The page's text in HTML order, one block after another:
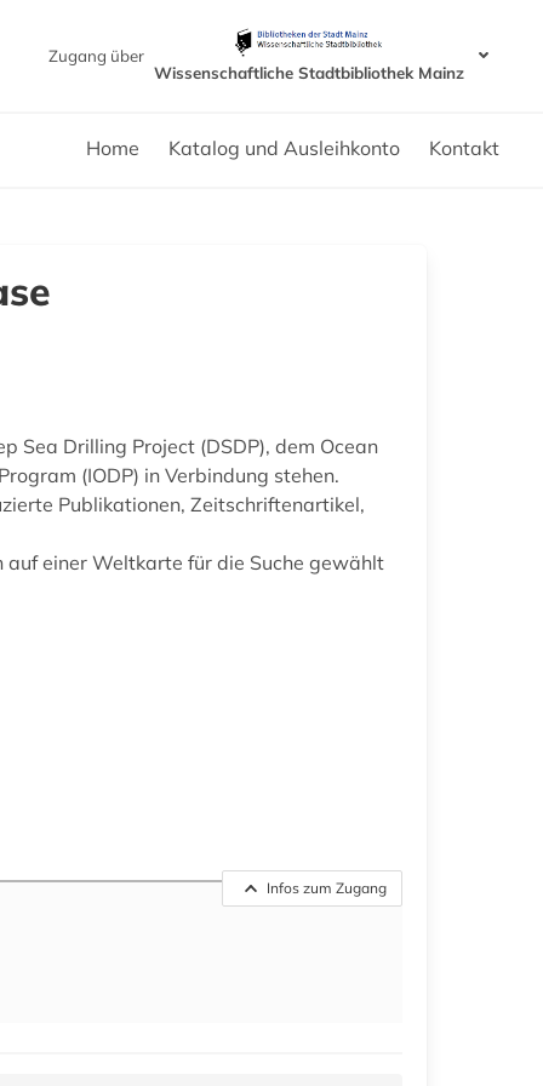
Zugang über
Wissenschaftliche Stadtbibliothek Mainz
Home Katalog und Ausleihkonto Kontakt
Sea Drilling Project (DSDP), dem Ocean
(IODP) in Verbindung stehen.
Publikationen, Zeitschriftenartikel,
auf einer Weltkarte für die Suche gewählt
Infos zum Zugang